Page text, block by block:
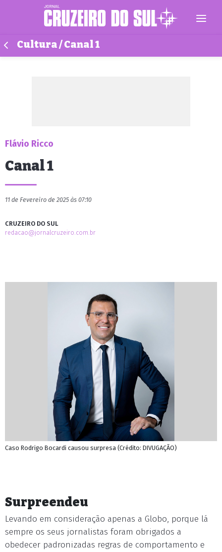
Cultura / Canal 1
Flávio Ricco
Canal 1
11 de Fevereiro de 2025 às 07:10
CRUZEIRO DO SUL
redacao@jornalcruzeiro.com.br
Caso Rodrigo Bocardi causou surpresa (Crédito: DIVUGAÇÃO)
Surpreendeu
Levando em consideração apenas a Globo, porque lá
sempre os seus jornalistas foram obrigados a
obedecer padronizadas regras de comportamento e